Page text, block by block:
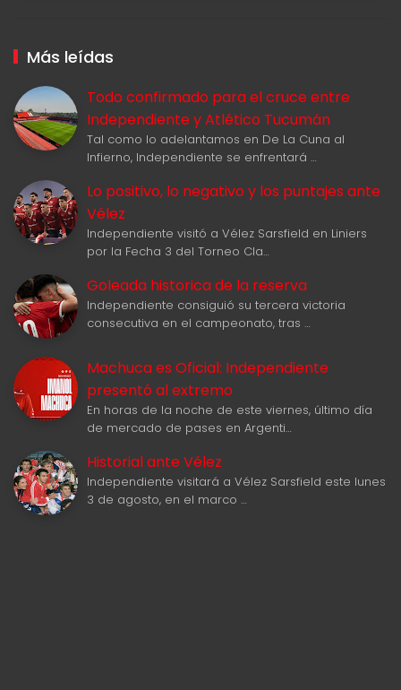
Más leídas
Todo confirmado para el cruce entre
Independiente y Atlético Tucumán
Tal como lo adelantamos en De La Cuna al
Infierno, Independiente se enfrentará …
Lo positivo, lo negativo y los puntajes ante
Vélez
Independiente visitó a Vélez Sarsfield en Liniers
por la Fecha 3 del Torneo Cla…
Goleada historica de la reserva
Independiente consiguió su tercera victoria
consecutiva en el campeonato, tras …
Machuca es Oficial: Independiente
presentó al extremo
En horas de la noche de este viernes, último día
de mercado de pases en Argenti…
Historial ante Vélez
Independiente visitará a Vélez Sarsfield este lunes
3 de agosto, en el marco …